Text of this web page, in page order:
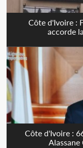
Côte d'Ivoire :
accorde
Côte d'Ivoire :